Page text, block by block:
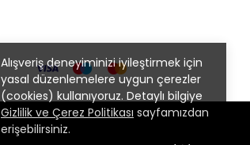
Alışveriş deneyiminizi iyileştirmek için
yasal düzenlemelere uygun çerezler
(cookies) kullanıyoruz. Detaylı bilgiye
Gizlilik ve Çerez Politikası sayfamızdan
erişebilirsiniz.